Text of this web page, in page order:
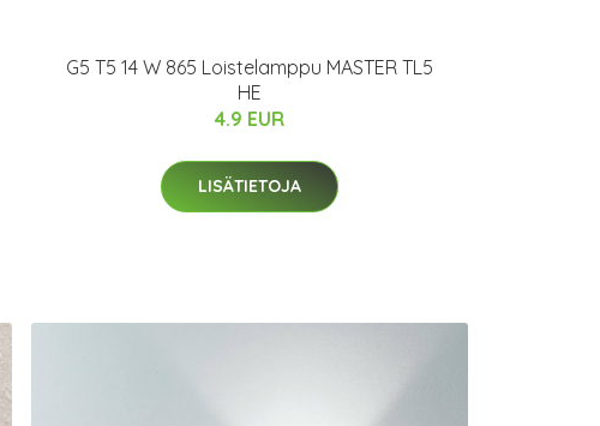
G5 T5 14 W 865 Loistelamppu MASTER TL5
HE
4.9 EUR
LISÄTIETOJA